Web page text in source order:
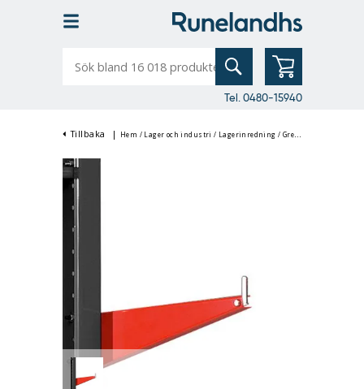
bland
Tel. 0480-15940
Tillbaka | Hem / Lager och industri / Lagerinredning / Grenställ & Listställ